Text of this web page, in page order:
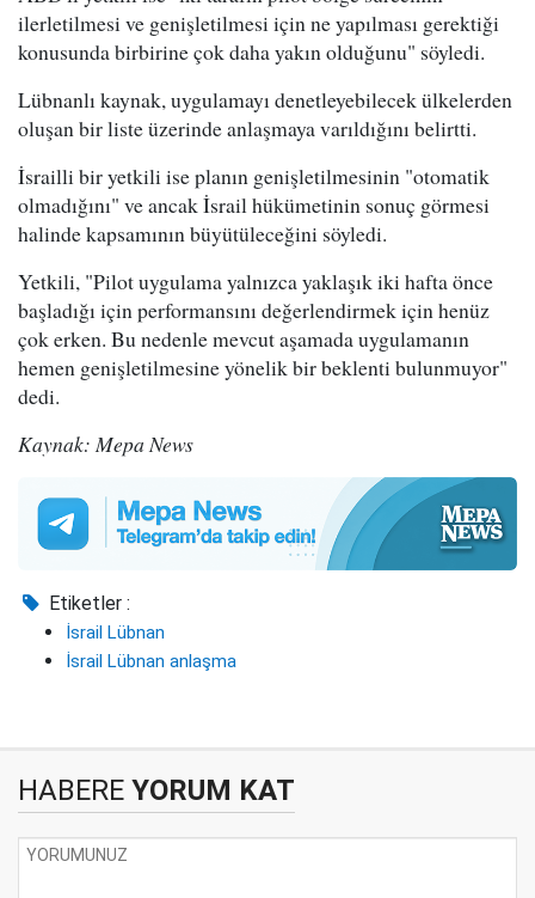
ilerletilmesi ve genişletilmesi için ne yapılması gerektiği
konusunda birbirine çok daha yakın olduğunu" söyledi.
Lübnanlı kaynak, uygulamayı denetleyebilecek ülkelerden
oluşan bir liste üzerinde anlaşmaya varıldığını belirtti.
İsrailli bir yetkili ise planın genişletilmesinin "otomatik
olmadığını" ve ancak İsrail hükümetinin sonuç görmesi
halinde kapsamının büyütüleceğini söyledi.
Yetkili, "Pilot uygulama yalnızca yaklaşık iki hafta önce
başladığı için performansını değerlendirmek için henüz
çok erken. Bu nedenle mevcut aşamada uygulamanın
hemen genişletilmesine yönelik bir beklenti bulunmuyor"
dedi.
Kaynak: Mepa News
Etiketler :
İsrail Lübnan
İsrail Lübnan anlaşma
HABERE YORUM KAT